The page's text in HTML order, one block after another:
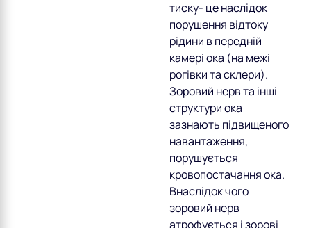
тиску- це наслідок
порушення відтоку
рідини в передній
камері ока (на межі
рогівки та склери).
Зоровий нерв та інші
структури ока
зазнають підвищеного
навантаження,
порушується
кровопостачання ока.
Внаслідок чого
зоровий нерв
атрофується і зорові